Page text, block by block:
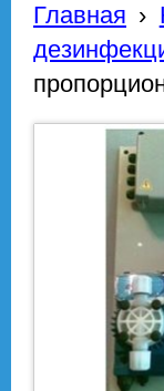
Главная ›